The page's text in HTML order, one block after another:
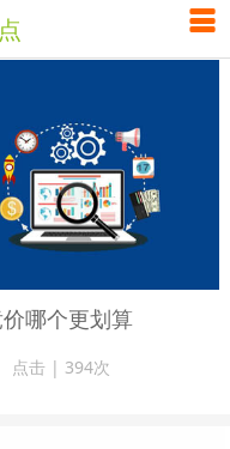

哪个更划算
点击 | 394次